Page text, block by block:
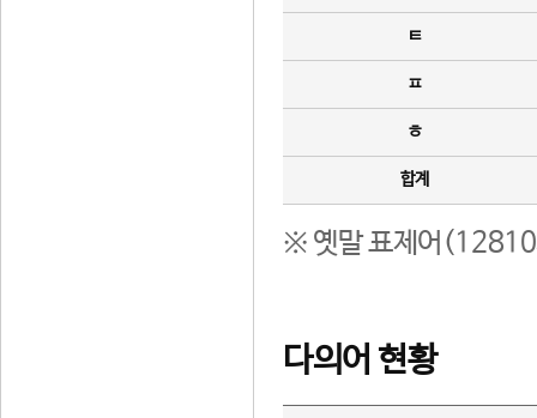
ㅌ
ㅍ
ㅎ
합계
※ 옛말 표제어(12810
다의어 현황